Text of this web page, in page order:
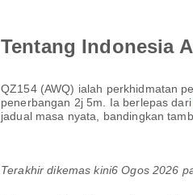
Tentang Indonesia
QZ154(AWQ) ialah perkhidmatan
penerbangan 2j 5m . Ia berlepas dari
jadual masa nyata, bandingkan
Terakhir dikemas kini6 Ogos 2026